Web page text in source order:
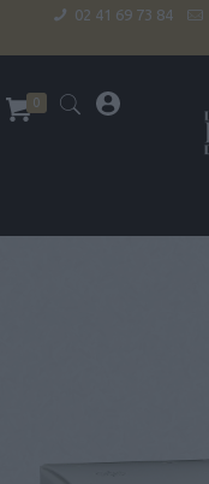
02 41 69 73 84
0